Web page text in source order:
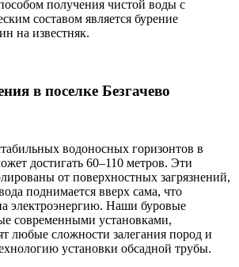
получения чистой воды с
составом является бурение
на известняк.
в поселке Безгачево
водоносных горизонтов в
достигать 60–110 метров. Эти
от поверхностных загрязнений,
поднимается вверх сама, что
электроэнергию. Наши буровые
современными установками,
любые сложности залегания пород и
установки обсадной трубы.